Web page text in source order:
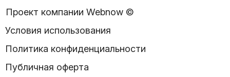
Проект компании Webnow ©
Условия использования
Политика конфиденциальности
Публичная оферта